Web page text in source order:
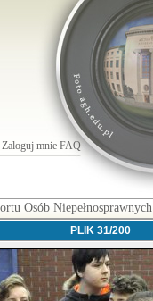
Zaloguj mnie FAQ
Osób Niepełnosprawnych
PLIK 31/200